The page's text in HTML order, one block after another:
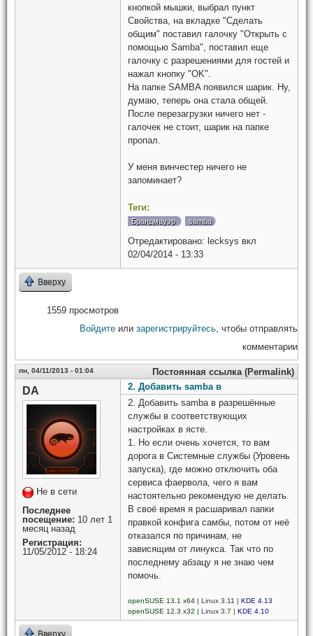
кнопкой мышки, выбрал пункт
Свойства, на вкладке "Сделать
общим" поставил галочку "Открыть с
помощью Samba", поставил еще
галочку с разрешениями для гостей и
нажал кнопку "OK".
На папке SAMBA появился шарик. Ну,
думаю, теперь она стала общей.
После перезагрузки ничего нет -
галочек не стоит, шарик на папке
пропал.
У меня винчестер ничего не
запоминает?
Теги:
Брандмауэр samba
Отредактировано: lecksys вкл
02/04/2014 - 13:33
Вверху
1559 просмотров
Войдите или зарегистрируйтесь , чтобы отправлять
комментарии
пн, 04/11/2013 - 01:04 Постоянная ссылка (Permalink)
DA
Не в сети
Последнее
посещение: 10 лет 1
месяц назад
Регистрация:
11/05/2012 - 18:24
2. Добавить samba в
2. Добавить samba в разрешённые
службы в соответствующих
настройках в ясте.
1. Но если очень хочется, то вам
дорога в Системные службы (Уровень
запуска), где можно отключить оба
сервиса фаервола, чего я вам
настоятельно рекомендую не делать.
В своё время я расшаривал папки
правкой конфига самбы, потом от неё
отказался по причинам, не
зависящим от линукса. Так что по
последнему абзацу я не знаю чем
помочь.
openSUSE 13.1 x64 | Linux 3.11 | KDE 4.13
openSUSE 12.3 x32 | Linux 3.7 | KDE 4.10
Вверху